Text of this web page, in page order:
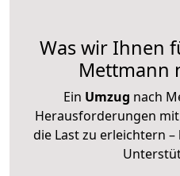
Was wir Ihnen
Mettmann
Ein Umzug nach
Herausforderungen
die Last zu erleichtern